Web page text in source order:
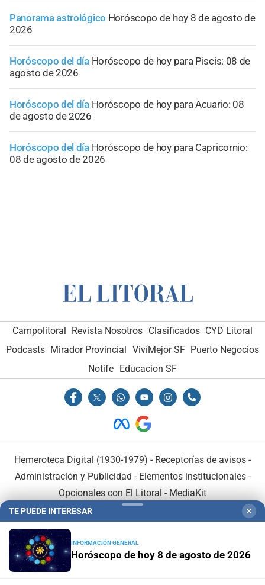
Panorama astrológico Horóscopo de hoy 8 de agosto de
2026
Horóscopo del día Horóscopo de hoy para Piscis: 08 de
agosto de 2026
Horóscopo del día Horóscopo de hoy para Acuario: 08
de agosto de 2026
Horóscopo del día Horóscopo de hoy para Capricornio:
08 de agosto de 2026
Campolitoral Revista Nosotros Clasificados CYD Litoral
Podcasts Mirador Provincial VivíMejor SF Puerto Negocios
Notife Educacion SF
Hemeroteca Digital (1930-1979) - Receptorías de avisos -
Administración y Publicidad - Elementos institucionales-
Opcionales con El Litoral - MediaKit
TE PUEDE INTERESAR ✕
INFORMACIÓN GENERAL
Horóscopo de hoy 8 de agosto de 2026